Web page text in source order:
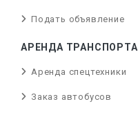
Подать объявление
АРЕНДА ТРАНСПОРТА
Аренда спецтехники
Заказ автобусов